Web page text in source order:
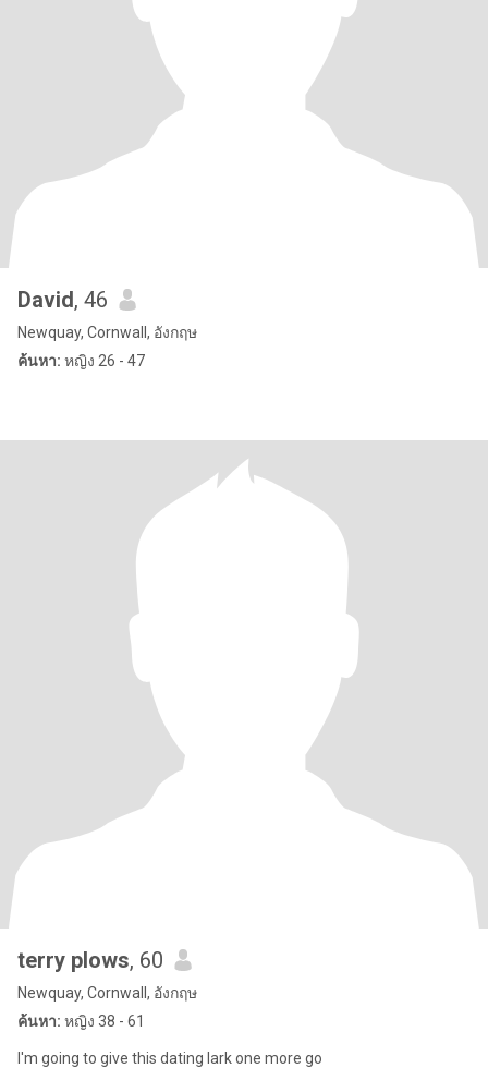
David, 46
Newquay, Cornwall, อังกฤษ
ค้นหา: หญิง 26 - 47
terry plows, 60
Newquay, Cornwall, อังกฤษ
ค้นหา: หญิง 38 - 61
I'm going to give this dating lark one more go